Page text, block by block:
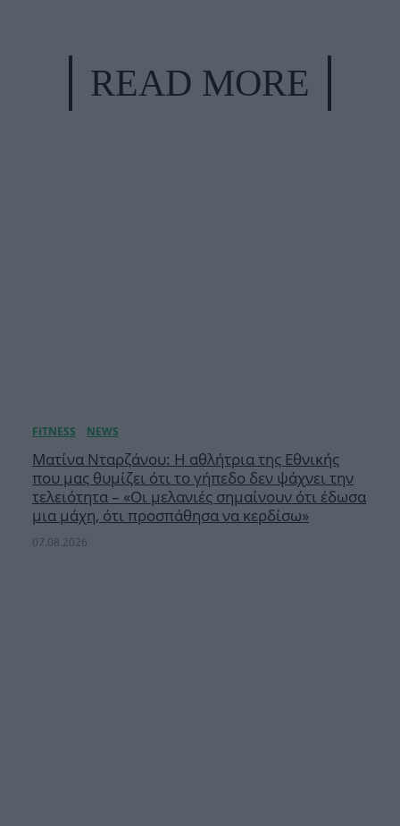
READ MORE
Ματίνα Νταρζάνου: Η αθλήτρια της Εθνικής
που μας θυμίζει ότι το γήπεδο δεν ψάχνει την
τελειότητα – «Οι μελανιές σημαίνουν ότι έδωσα
μια μάχη, ότι προσπάθησα να κερδίσω»
07.08.2026